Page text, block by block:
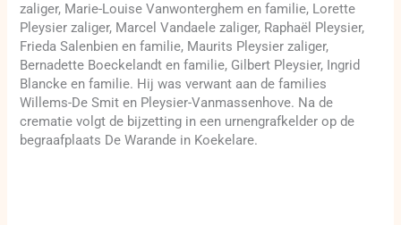
zaliger, Marie-Louise Vanwonterghem en familie, Lorette
Pleysier zaliger, Marcel Vandaele zaliger, Raphaël Pleysier,
Frieda Salenbien en familie, Maurits Pleysier zaliger,
Bernadette Boeckelandt en familie, Gilbert Pleysier, Ingrid
Blancke en familie. Hij was verwant aan de families
Willems-De Smit en Pleysier-Vanmassenhove. Na de
crematie volgt de bijzetting in een urnengrafkelder op de
begraafplaats De Warande in Koekelare.